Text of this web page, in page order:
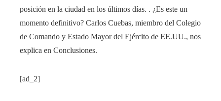
posición en la ciudad en los últimos días. . ¿Es este un
momento definitivo? Carlos Cuebas, miembro del Colegio
de Comando y Estado Mayor del Ejército de EE.UU., nos
explica en Conclusiones.
[ad_2]